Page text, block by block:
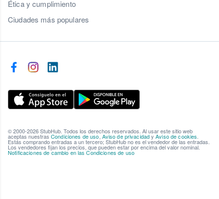
Ética y cumplimiento
Ciudades más populares
© 2000-2026 StubHub. Todos los derechos reservados. Al usar este sitio web
aceptas nuestras Condiciones de uso Aviso de privacidadyAviso de cookies
Estás comprando entradas a un tercero; StubHub no es el vendedor de las entradas.
Los vendedores fijan los precios, que pueden estar por encima del valor nominal.
Notificaciones de cambio en las Condiciones de uso